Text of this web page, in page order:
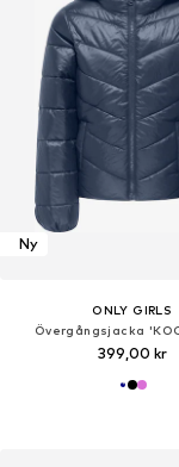
Ny
ONLY GIRLS
Övergångsjacka
399,00 kr